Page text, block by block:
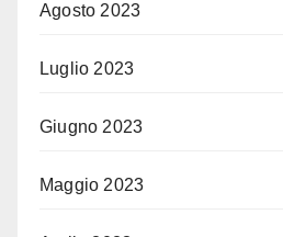
Agosto 2023
Luglio 2023
Giugno 2023
Maggio 2023